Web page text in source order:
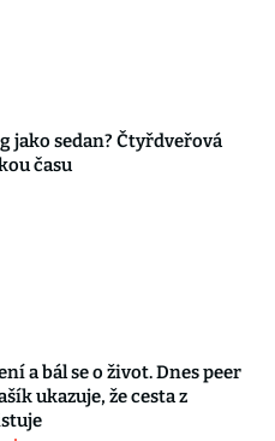
jako sedan? Čtyřdveřová
času
a bál se o život. Dnes peer
ukazuje, že cesta z